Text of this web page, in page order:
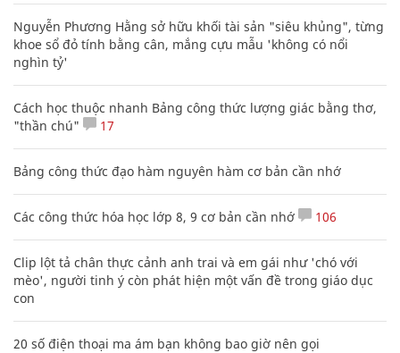
Nguyễn Phương Hằng sở hữu khối tài sản "siêu khủng", từng
khoe sổ đỏ tính bằng cân, mắng cựu mẫu 'không có nổi
nghìn tỷ'
Cách học thuộc nhanh Bảng công thức lượng giác bằng thơ,
"thần chú"
17
Bảng công thức đạo hàm nguyên hàm cơ bản cần nhớ
Các công thức hóa học lớp 8, 9 cơ bản cần nhớ 106
Clip lột tả chân thực cảnh anh trai và em gái như 'chó với
mèo', người tinh ý còn phát hiện một vấn đề trong giáo dục
con
20 số điện thoại ma ám bạn không bao giờ nên gọi